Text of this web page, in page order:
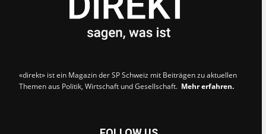
«direkt» ist ein Magazin der SP Schweiz mit Beiträgen zu aktuellen
Themen aus Politik, Wirtschaft und Gesellschaft. Mehr erfahren.